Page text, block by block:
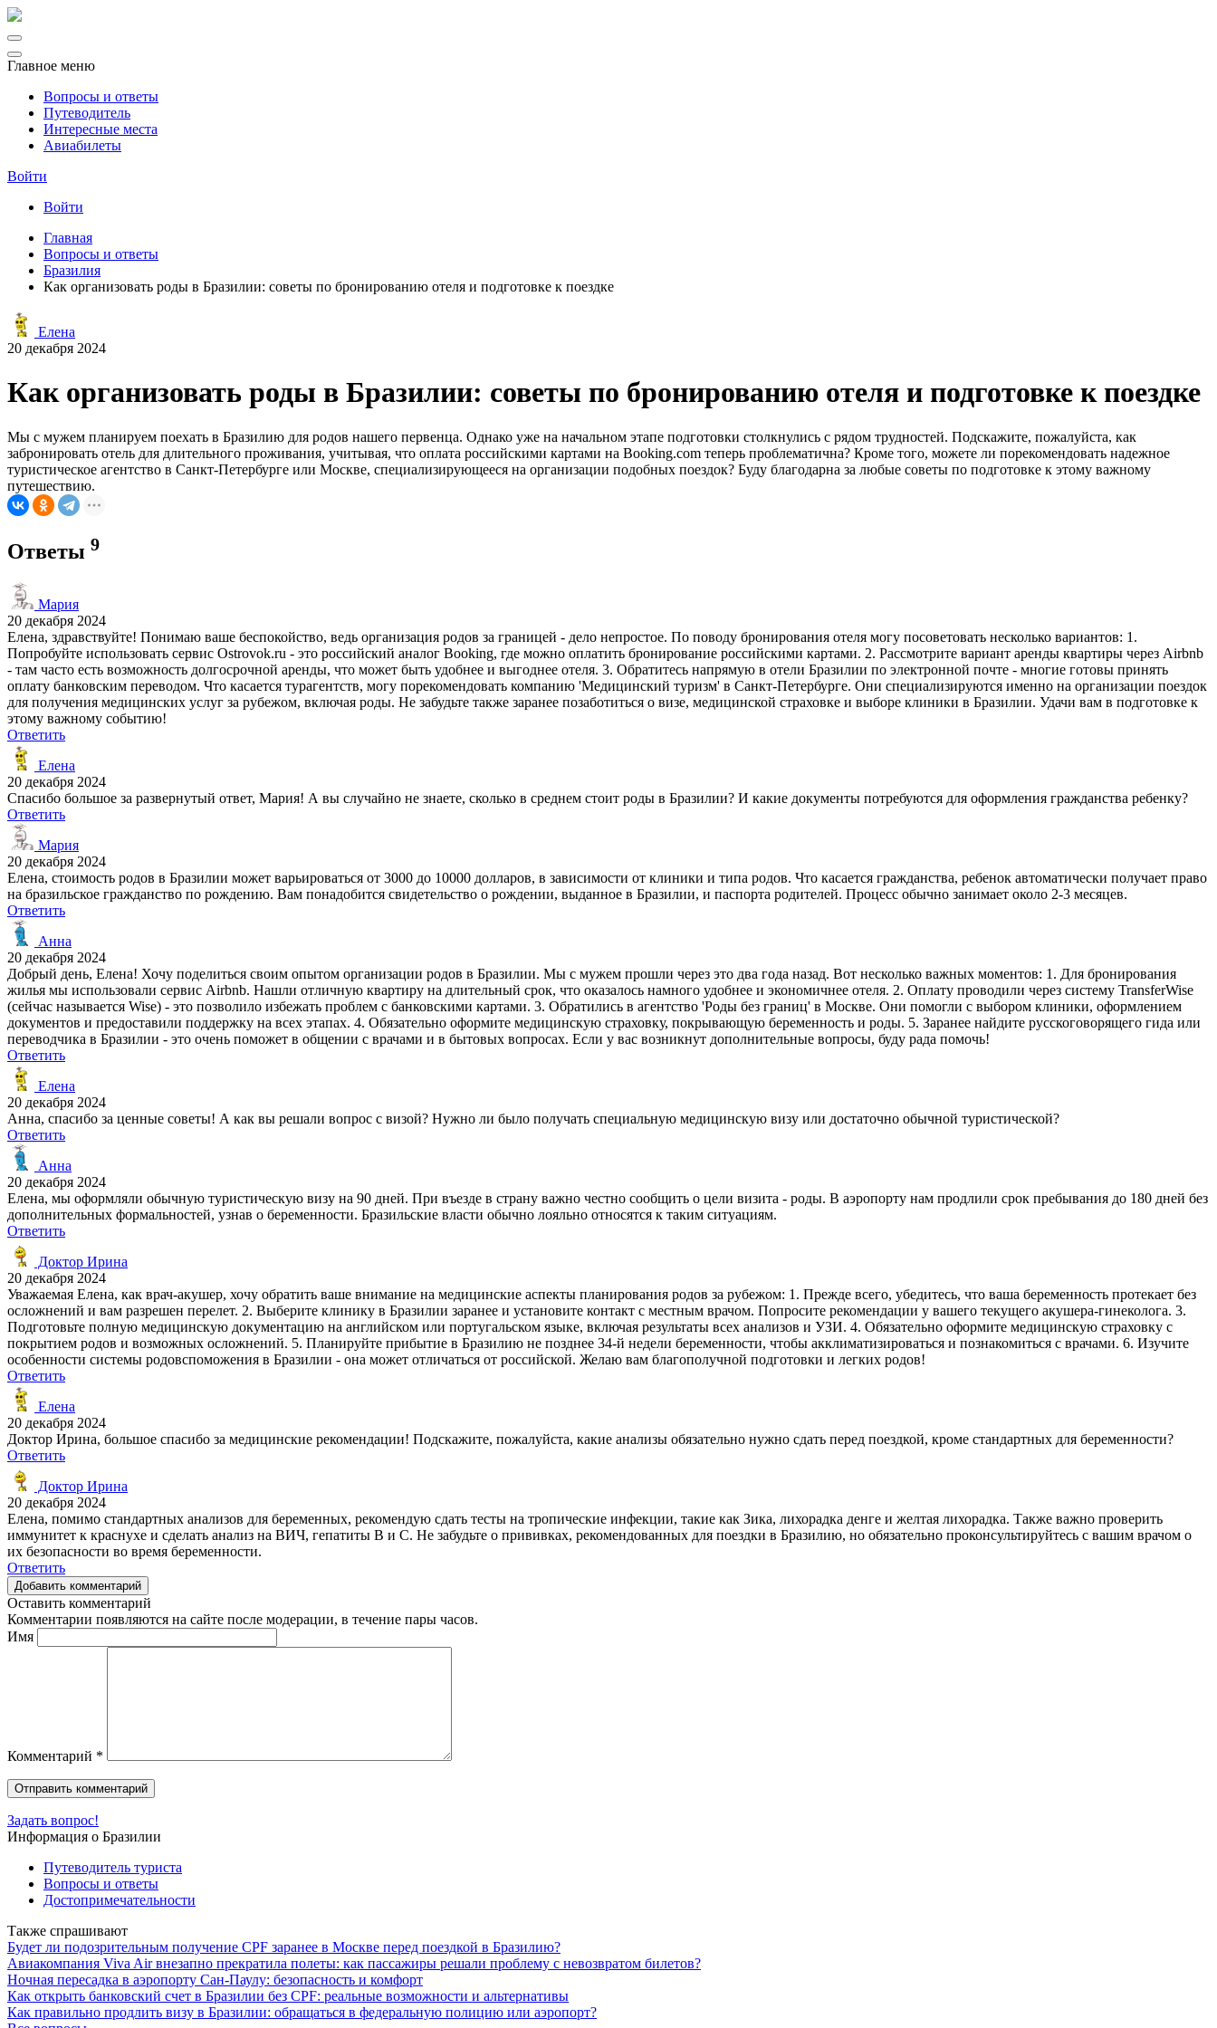
Главное меню
Вопросы и ответы
Путеводитель
Интересные места
Авиабилеты
Войти
Войти
Главная
Вопросы и ответы
Бразилия
Как организовать роды в Бразилии: советы по бронированию отеля и подготовке к поездке
Елена
20 декабря 2024
Как организовать роды в Бразилии: советы по бронированию отеля и подготовке к поездке
Мы с мужем планируем поехать в Бразилию для родов нашего первенца. Однако уже на начальном этапе подготовки столкнулись с рядом трудностей. Подскажите, пожалуйста, как
забронировать отель для длительного проживания, учитывая, что оплата российскими картами на Booking.com теперь проблематична? Кроме того, можете ли порекомендовать надежное
туристическое агентство в Санкт-Петербурге или Москве, специализирующееся на организации подобных поездок? Буду благодарна за любые советы по подготовке к этому важному
путешествию.
Ответы 9
Мария
20 декабря 2024
Елена, здравствуйте! Понимаю ваше беспокойство, ведь организация родов за границей - дело непростое. По поводу бронирования отеля могу посоветовать несколько вариантов: 1.
Попробуйте использовать сервис Ostrovok.ru - это российский аналог Booking, где можно оплатить бронирование российскими картами. 2. Рассмотрите вариант аренды квартиры через Airbnb
- там часто есть возможность долгосрочной аренды, что может быть удобнее и выгоднее отеля. 3. Обратитесь напрямую в отели Бразилии по электронной почте - многие готовы принять
оплату банковским переводом. Что касается турагентств, могу порекомендовать компанию 'Медицинский туризм' в Санкт-Петербурге. Они специализируются именно на организации поездок
для получения медицинских услуг за рубежом, включая роды. Не забудьте также заранее позаботиться о визе, медицинской страховке и выборе клиники в Бразилии. Удачи вам в подготовке к
этому важному событию!
Ответить
Елена
20 декабря 2024
Спасибо большое за развернутый ответ, Мария! А вы случайно не знаете, сколько в среднем стоит роды в Бразилии? И какие документы потребуются для оформления гражданства ребенку?
Ответить
Мария
20 декабря 2024
Елена, стоимость родов в Бразилии может варьироваться от 3000 до 10000 долларов, в зависимости от клиники и типа родов. Что касается гражданства, ребенок автоматически получает право
на бразильское гражданство по рождению. Вам понадобится свидетельство о рождении, выданное в Бразилии, и паспорта родителей. Процесс обычно занимает около 2-3 месяцев.
Ответить
Анна
20 декабря 2024
Добрый день, Елена! Хочу поделиться своим опытом организации родов в Бразилии. Мы с мужем прошли через это два года назад. Вот несколько важных моментов: 1. Для бронирования
жилья мы использовали сервис Airbnb. Нашли отличную квартиру на длительный срок, что оказалось намного удобнее и экономичнее отеля. 2. Оплату проводили через систему TransferWise
(сейчас называется Wise) - это позволило избежать проблем с банковскими картами. 3. Обратились в агентство 'Роды без границ' в Москве. Они помогли с выбором клиники, оформлением
документов и предоставили поддержку на всех этапах. 4. Обязательно оформите медицинскую страховку, покрывающую беременность и роды. 5. Заранее найдите русскоговорящего гида или
переводчика в Бразилии - это очень поможет в общении с врачами и в бытовых вопросах. Если у вас возникнут дополнительные вопросы, буду рада помочь!
Ответить
Елена
20 декабря 2024
Анна, спасибо за ценные советы! А как вы решали вопрос с визой? Нужно ли было получать специальную медицинскую визу или достаточно обычной туристической?
Ответить
Анна
20 декабря 2024
Елена, мы оформляли обычную туристическую визу на 90 дней. При въезде в страну важно честно сообщить о цели визита - роды. В аэропорту нам продлили срок пребывания до 180 дней без
дополнительных формальностей, узнав о беременности. Бразильские власти обычно лояльно относятся к таким ситуациям.
Ответить
Доктор Ирина
20 декабря 2024
Уважаемая Елена, как врач-акушер, хочу обратить ваше внимание на медицинские аспекты планирования родов за рубежом: 1. Прежде всего, убедитесь, что ваша беременность протекает без
осложнений и вам разрешен перелет. 2. Выберите клинику в Бразилии заранее и установите контакт с местным врачом. Попросите рекомендации у вашего текущего акушера-гинеколога. 3.
Подготовьте полную медицинскую документацию на английском или португальском языке, включая результаты всех анализов и УЗИ. 4. Обязательно оформите медицинскую страховку с
покрытием родов и возможных осложнений. 5. Планируйте прибытие в Бразилию не позднее 34-й недели беременности, чтобы акклиматизироваться и познакомиться с врачами. 6. Изучите
особенности системы родовспоможения в Бразилии - она может отличаться от российской. Желаю вам благополучной подготовки и легких родов!
Ответить
Елена
20 декабря 2024
Доктор Ирина, большое спасибо за медицинские рекомендации! Подскажите, пожалуйста, какие анализы обязательно нужно сдать перед поездкой, кроме стандартных для беременности?
Ответить
Доктор Ирина
20 декабря 2024
Елена, помимо стандартных анализов для беременных, рекомендую сдать тесты на тропические инфекции, такие как Зика, лихорадка денге и желтая лихорадка. Также важно проверить
иммунитет к краснухе и сделать анализ на ВИЧ, гепатиты В и С. Не забудьте о прививках, рекомендованных для поездки в Бразилию, но обязательно проконсультируйтесь с вашим врачом о
их безопасности во время беременности.
Ответить
Добавить комментарий
Оставить комментарий
Комментарии появляются на сайте после модерации, в течение пары часов.
Имя
Комментарий *
Задать вопрос!
Информация о Бразилии
Путеводитель туриста
Вопросы и ответы
Достопримечательности
Также спрашивают
Будет ли подозрительным получение CPF заранее в Москве перед поездкой в Бразилию?
Авиакомпания Viva Air внезапно прекратила полеты: как пассажиры решали проблему с невозвратом билетов?
Ночная пересадка в аэропорту Сан-Паулу: безопасность и комфорт
Как открыть банковский счет в Бразилии без CPF: реальные возможности и альтернативы
Как правильно продлить визу в Бразилии: обращаться в федеральную полицию или аэропорт?